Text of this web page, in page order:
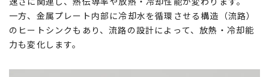
一方、金属プレート内部に冷却水を循環させる構造（流路）
のヒートシンクもあり、流路の設計によって、放熱・冷却能
力も変化します。